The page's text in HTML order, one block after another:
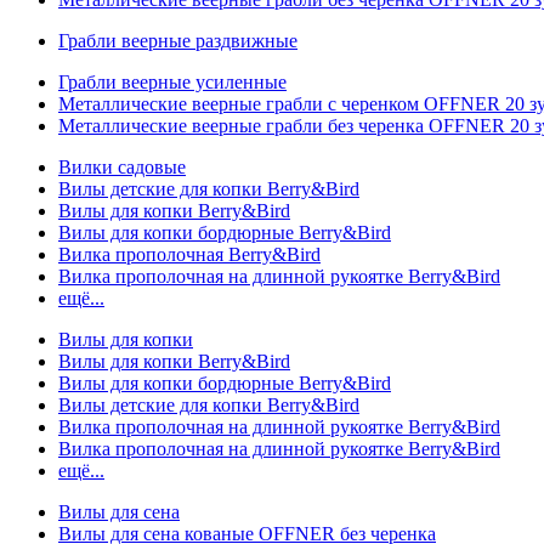
Грабли веерные раздвижные
Грабли веерные усиленные
Металлические веерные грабли с черенком OFFNER 20
Металлические веерные грабли без черенка OFFNER 20
Вилки садовые
Вилы детские для копки Berry&Bird
Вилы для копки Berry&Bird
Вилы для копки бордюрные Berry&Bird
Вилка прополочная Berry&Bird
Вилка прополочная на длинной рукоятке Berry&Bird
ещё...
Вилы для копки
Вилы для копки Berry&Bird
Вилы для копки бордюрные Berry&Bird
Вилы детские для копки Berry&Bird
Вилка прополочная на длинной рукоятке Berry&Bird
Вилка прополочная на длинной рукоятке Berry&Bird
ещё...
Вилы для сена
Вилы для сена кованые OFFNER без черенка